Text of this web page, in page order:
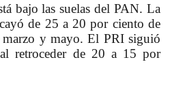
bajo las suelas del PAN. La
de 25 a 20 por ciento de
y mayo. El PRI siguió
retroceder de 20 a 15 por